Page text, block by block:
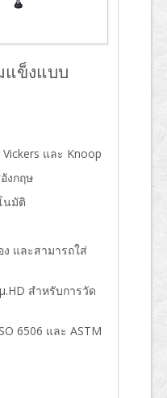
แข็งแบบ
และ Knoop
งกฤษ
นมัติ
และสามารถใส่
สำหรับการวัด
6506 และ ASTM